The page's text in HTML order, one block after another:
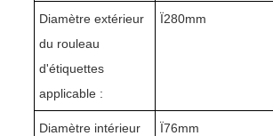
Diamètre extérieur
du rouleau
d'étiquettes
applicable :
Ï280mm
Diamètre intérieur
Ï76mm